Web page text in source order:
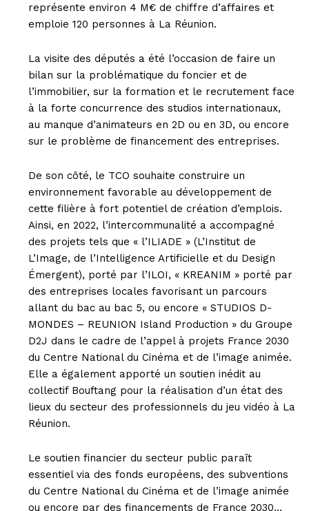
représente environ 4 M€ de chiffre d’affaires et
emploie 120 personnes à La Réunion.
La visite des députés a été l’occasion de faire un
bilan sur la problématique du foncier et de
l’immobilier, sur la formation et le recrutement face
à la forte concurrence des studios internationaux,
au manque d’animateurs en 2D ou en 3D, ou encore
sur le problème de financement des entreprises.
De son côté, le TCO souhaite construire un
environnement favorable au développement de
cette filière à fort potentiel de création d’emplois.
Ainsi, en 2022, l’intercommunalité a accompagné
des projets tels que « l’ILIADE » (L’Institut de
L’Image, de l’Intelligence Artificielle et du Design
Émergent), porté par l’ILOI, « KREANIM » porté par
des entreprises locales favorisant un parcours
allant du bac au bac 5, ou encore « STUDIOS D-
MONDES – REUNION Island Production » du Groupe
D2J dans le cadre de l’appel à projets France 2030
du Centre National du Cinéma et de l’image animée.
Elle a également apporté un soutien inédit au
collectif Bouftang pour la réalisation d’un état des
lieux du secteur des professionnels du jeu vidéo à La
Réunion.
Le soutien financier du secteur public paraît
essentiel via des fonds européens, des subventions
du Centre National du Cinéma et de l’image animée
ou encore par des financements de France 2030…